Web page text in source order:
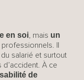
en soi , mais un
Il
salarié et surtout
d’accident. À ce
de